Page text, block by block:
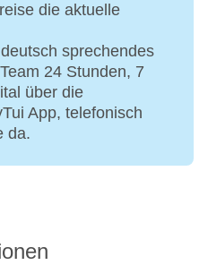
die aktuelle
sprechendes
24 Stunden, 7
über die
App, telefonisch
da.